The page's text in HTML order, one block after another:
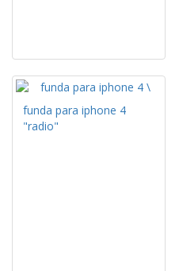
funda para iphone 4
"radio"